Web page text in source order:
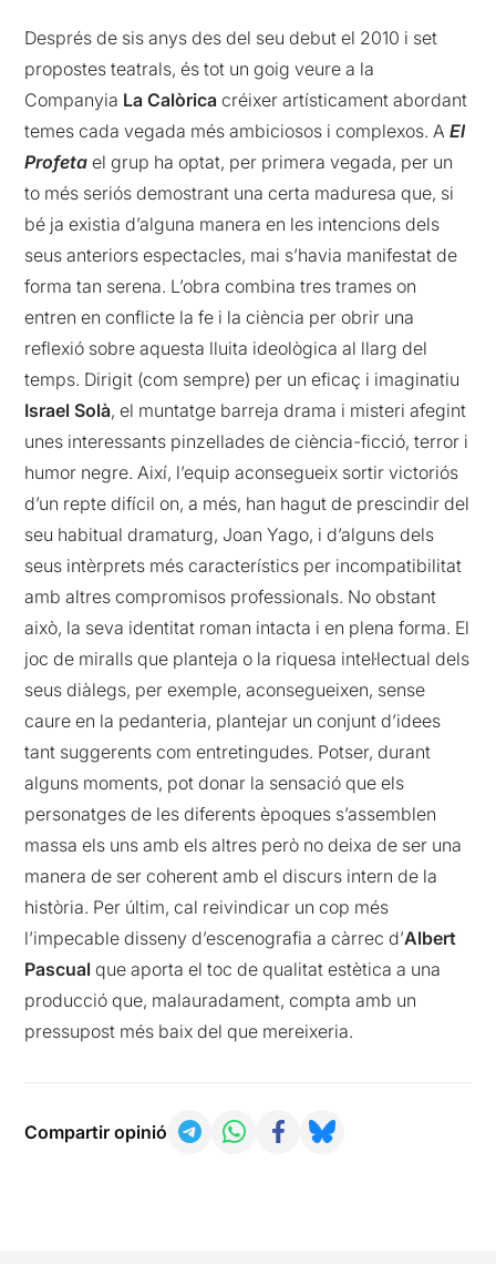
Després de sis anys des del seu debut el 2010 i set
propostes teatrals, és tot un goig veure a la
Companyia La Calòrica créixer artísticament abordant
temes cada vegada més ambiciosos i complexos. AEl
Profeta el grup ha optat, per primera vegada, per un
to més seriós demostrant una certa maduresa que, si
bé ja existia d’alguna manera en les intencions dels
seus anteriors espectacles, mai s’havia manifestat de
forma tan serena. L’obra combina tres trames on
entren en conflicte la fe i la ciència per obrir una
reflexió sobre aquesta lluita ideològica al llarg del
temps. Dirigit (com sempre) per un eficaç i imaginatiu
Israel Solà, el muntatge barreja drama i misteri afegint
unes interessants pinzellades de ciència-ficció, terror i
humor negre. Així, l’equip aconsegueix sortir victoriós
d’un repte difícil on, a més, han hagut de prescindir del
seu habitual dramaturg, Joan Yago, i d’alguns dels
seus intèrprets més característics per incompatibilitat
amb altres compromisos professionals. No obstant
això, la seva identitat roman intacta i en plena forma. El
joc de miralls que planteja o la riquesa intel·lectual dels
seus diàlegs, per exemple, aconsegueixen, sense
caure en la pedanteria, plantejar un conjunt d’idees
tant suggerents com entretingudes. Potser, durant
alguns moments, pot donar la sensació que els
personatges de les diferents èpoques s’assemblen
massa els uns amb els altres però no deixa de ser una
manera de ser coherent amb el discurs intern de la
història. Per últim, cal reivindicar un cop més
l’impecable disseny d’escenografia a càrrec d’Albert
Pascualque aporta el toc de qualitat estètica a una
producció que, malauradament, compta amb un
pressupost més baix del que mereixeria.
Compartir opinió